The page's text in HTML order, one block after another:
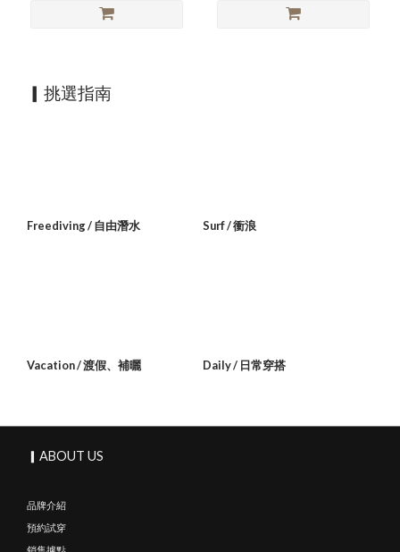
▎挑選指南
Freediving / 自由潛水 Surf / 衝浪
Vacation / 渡假、補曬 Daily / 日常穿搭
▎ABOUT US
品牌介紹
預約試穿